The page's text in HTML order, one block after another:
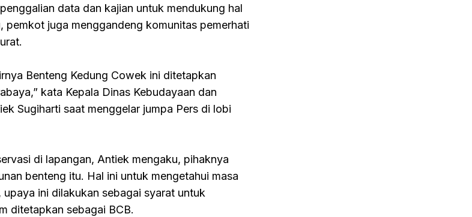
data dan kajian untuk mendukung hal
juga menggandeng komunitas pemerhati
Benteng Kedung Cowek ini ditetapkan
kata Kepala Dinas Kebudayaan dan
Sugiharti saat menggelar jumpa Pers di lobi
di lapangan, Antiek mengaku, pihaknya
benteng itu. Hal ini untuk mengetahui masa
ini dilakukan sebagai syarat untuk
ditetapkan sebagai BCB.